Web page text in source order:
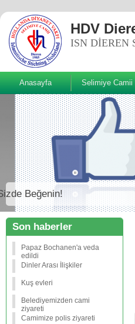
HDV
ISN DIEREN
Anasayfa Selimiye Camii
Sizde Beğenin!
Son haberler
Papaz Bochanen'a veda
edildi
Dinler Arası İlişkiler
Kuş evleri
Belediyemizden cami
ziyareti
Camimize polis ziyareti